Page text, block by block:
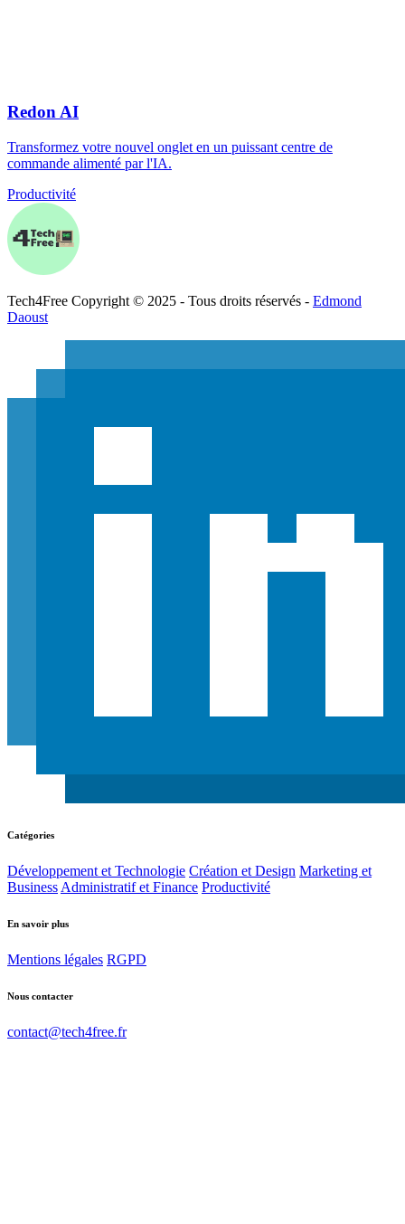
Redon AI
Transformez votre nouvel onglet en un puissant centre de
commande alimenté par l'IA.
Productivité
Tech4Free Copyright © 2025 - Tous droits réservés - Edmond
Daoust
Catégories
Développement et Technologie Création et Design Marketing et
Business Administratif et Finance Productivité
En savoir plus
Mentions légales RGPD
Nous contacter
contact@tech4free.fr